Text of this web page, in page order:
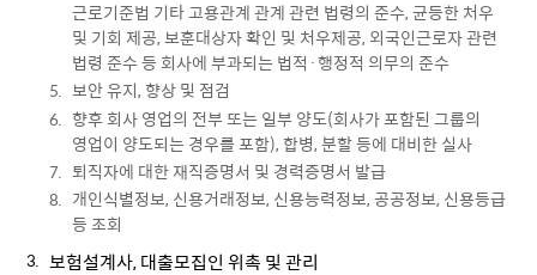
근로기준법 기타 고용관계 관계 관련 법령의 준수, 균등한 처우
및 기회 제공, 보훈대상자 확인 및 처우제공, 외국인근로자 관련
법령 준수 등 회사에 부과되는 법적·행정적 의무의 준수
보안 유지, 향상 및 점검
향후 회사 영업의 전부 또는 일부 양도(회사가 포함된 그룹의
영업이 양도되는 경우를 포함), 합병, 분할 등에 대비한 실사
퇴직자에 대한 재직증명서 및 경력증명서 발급
개인식별정보, 신용거래정보, 신용능력정보, 공공정보, 신용등급
등 조회
보험설계사, 대출모집인 위촉 및 관리